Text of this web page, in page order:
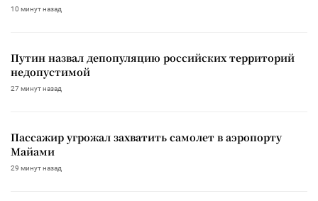
10 минут назад
Путин назвал депопуляцию российских территорий
недопустимой
27 минут назад
Пассажир угрожал захватить самолет в аэропорту
Майами
29 минут назад